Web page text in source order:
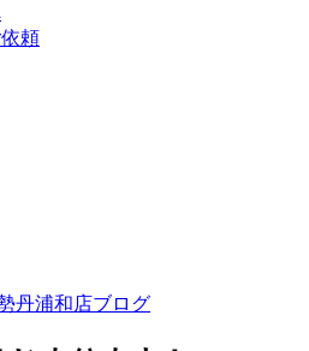
頼
丹浦和店ブログ